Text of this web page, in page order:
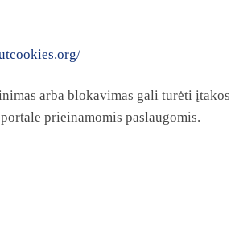
arba blokavimas gali turėti
prieinamomis paslaugomis.